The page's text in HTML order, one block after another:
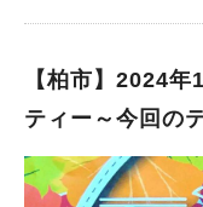
【柏市】2024
ティー～今回の